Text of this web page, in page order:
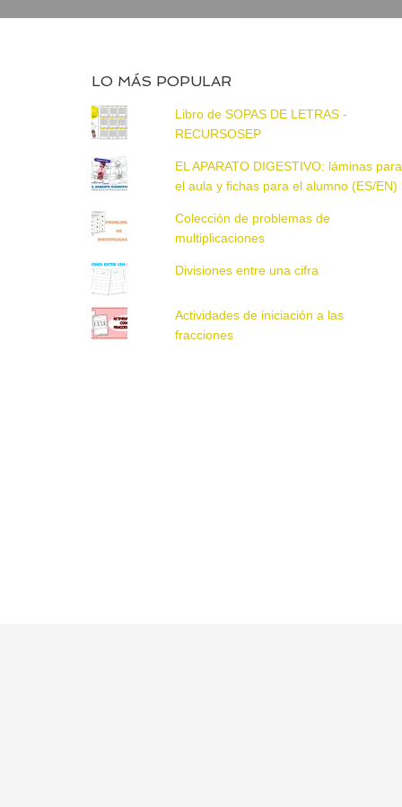
LO MÁS POPULAR
Libro de SOPAS DE LETRAS -
RECURSOSEP
EL APARATO DIGESTIVO: láminas para
el aula y fichas para el alumno (ES/EN)
Colección de problemas de
multiplicaciones
Divisiones entre una cifra
Actividades de iniciación a las
fracciones